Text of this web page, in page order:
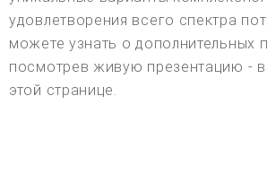
удовлетворения всего спектра
можете узнать о дополнительных
посмотрев живую презентацию -
этой странице.